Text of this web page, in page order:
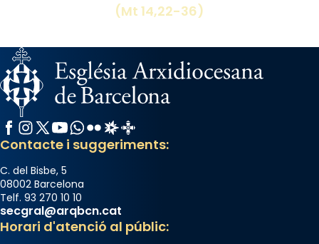
(Mt 14,22-36)
Facebook
Instagram
X / Twitter
YouTube
WhatsApp
FlickrRadio Estel
Catalunya Cristiana
Contacte i suggeriments:
C. del Bisbe, 5
08002 Barcelona
Telf. 93 270 10 10
secgral@arqbcn.cat
Horari d'atenció al públic: